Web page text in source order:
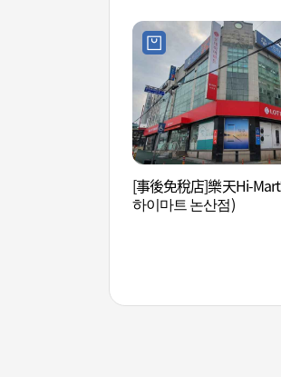
[事後免稅店]樂天Hi-
하이마트 논산점)